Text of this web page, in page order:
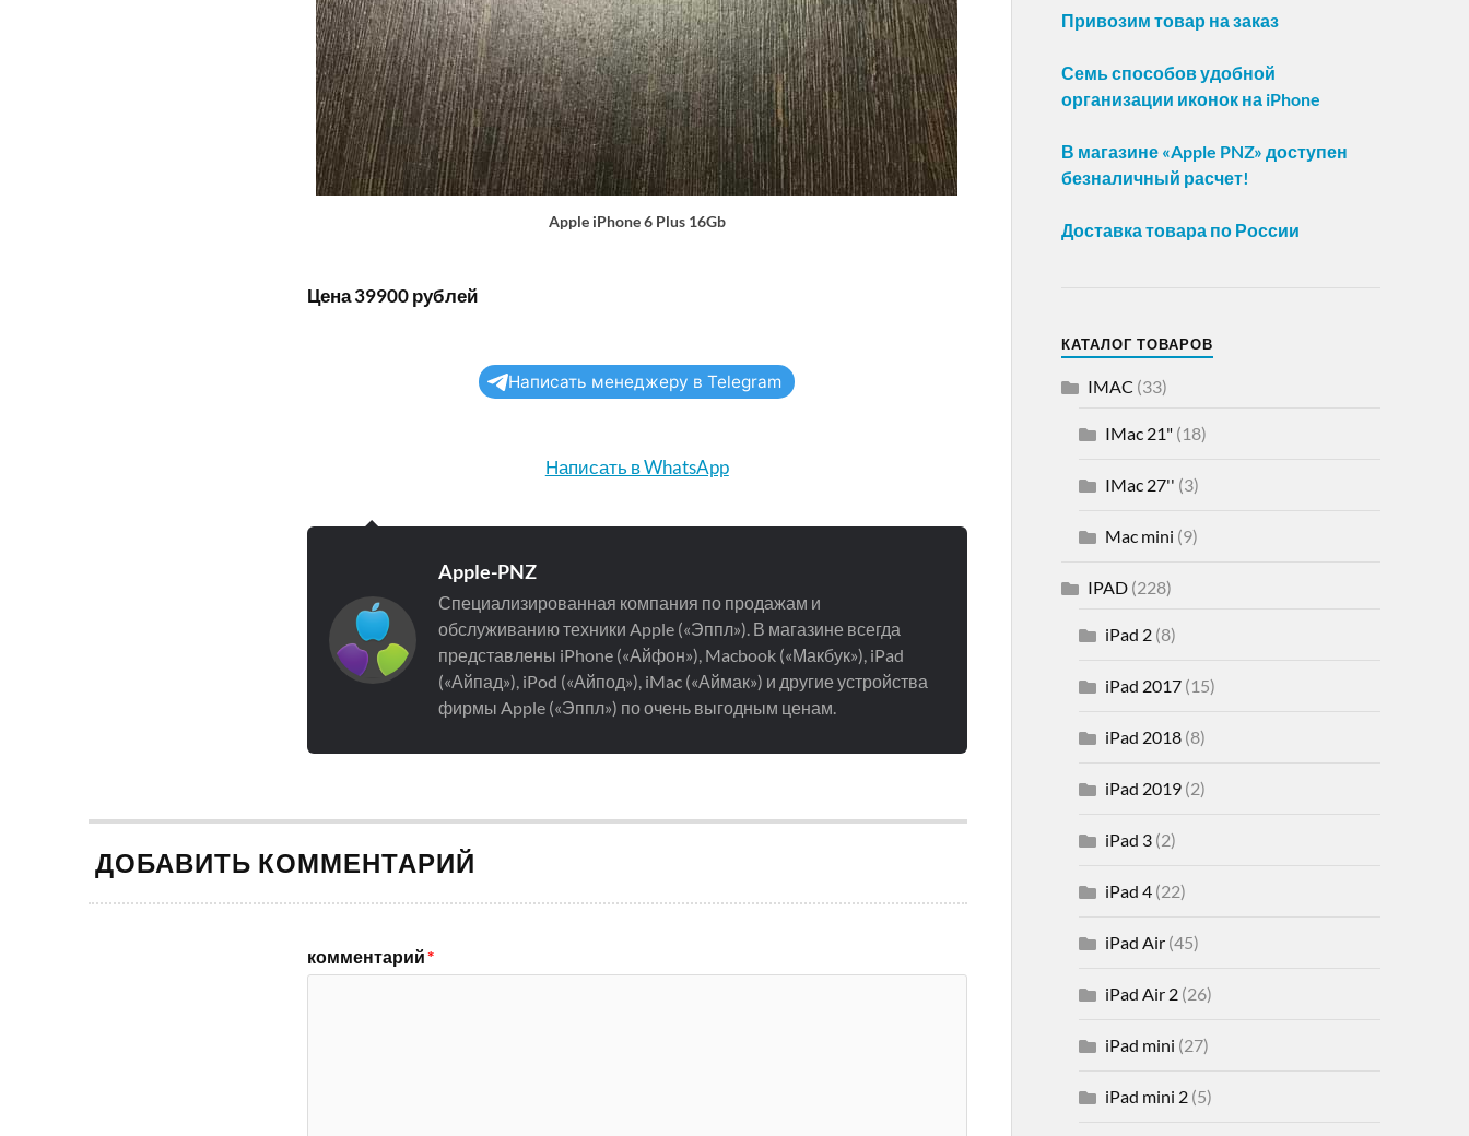
Apple iPhone 6 Plus 16Gb
Цена 39900 рублей
Написать менеджеру в Telegram
Написать в WhatsApp
Apple-PNZ
Специализированная компания по продажам и
обслуживанию техники Apple («Эппл»). В магазине всегда
представлены iPhone («Айфон»), Macbook («Макбук»), iPad
(«Айпад»), iPod («Айпод»), iMac («Аймак») и другие устройства
фирмы Apple («Эппл») по очень выгодным ценам.
ДОБАВИТЬ КОММЕНТАРИЙ
комментарий*
Привозим товар на заказ
Семь способов удобной
организации иконок на iPhone
В магазине «Apple PNZ» доступен
безналичный расчет!
Доставка товара по России
КАТАЛОГ ТОВАРОВ
IMAC (33)
IMac 21"(18)
IMac 27'' (3)
Mac mini (9)
IPAD(228)
iPad 2(8)
iPad 2017(15)
iPad 2018(8)
iPad 2019(2)
iPad 3(2)
iPad 4(22)
iPad Air(45)
iPad Air 2(26)
iPad mini (27)
iPad mini 2(5)